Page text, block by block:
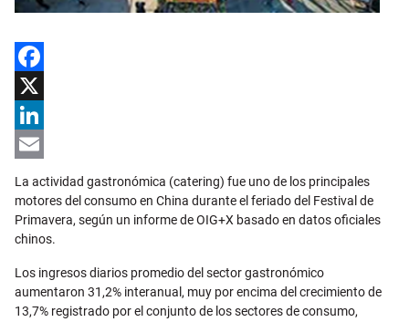
Facebook
X
LinkedIn
La actividad gastronómica (catering) fue uno de los principales
motores del consumo en China durante el feriado del Festival de
Primavera, según un informe de OIG+X basado en datos oficiales
chinos.
Los ingresos diarios promedio del sector gastronómico
aumentaron 31,2% interanual, muy por encima del crecimiento de
13,7% registrado por el conjunto de los sectores de consumo,